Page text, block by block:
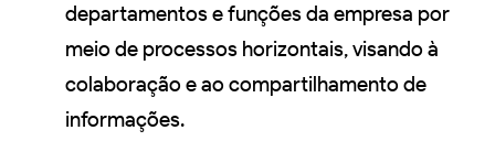
departamentos e funções da empresa por
meio de processos horizontais, visando à
colaboração e ao compartilhamento de
informações.